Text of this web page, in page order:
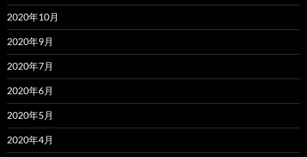
2020年10月
2020年9月
2020年7月
2020年6月
2020年5月
2020年4月